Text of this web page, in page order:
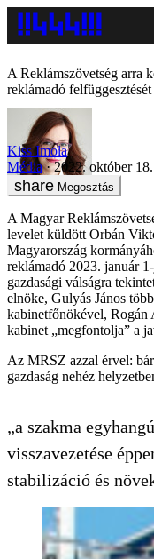
A Reklámszövetség arra
reklámadó felfüggesztését
Kiss Imola
Média
2022. október 18.
Megosztás
A Magyar
levelet küldött Orbán
Magyarország
reklámadó 2023. január
gazdasági válságra
elnöke, Gulyás János
kabinetfőnökével, Rogán
kabinet „megfontolja” a
Az MRSZ azzal érvel:
gazdaság nehéz
„a szakma
visszavezetése
stabilizáció és